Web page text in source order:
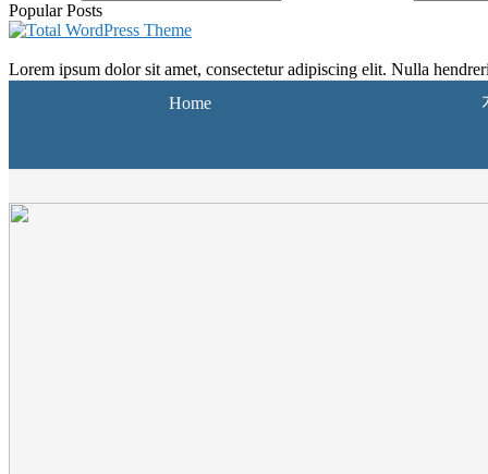
Popular Posts
Lorem ipsum dolor sit amet, consectetur adipiscing elit. Nulla
Home